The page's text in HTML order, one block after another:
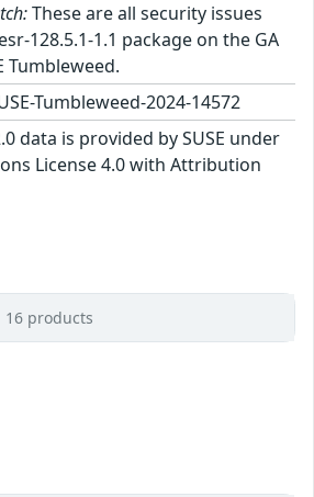
These are all security issues
128.5.1-1.1 package on the GA
Tumbleweed.
Tumbleweed-2024-14572
data is provided by SUSE under
License 4.0 with Attribution
16 products